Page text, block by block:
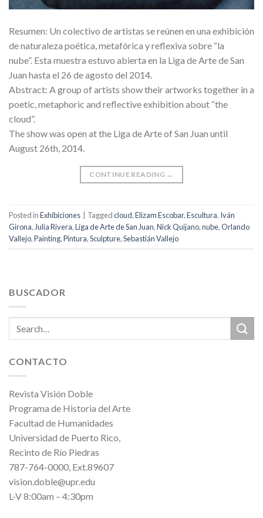
Resumen: Un colectivo de artistas se reúnen en una exhibición
de naturaleza poética, metafórica y reflexiva sobre “la
nube”. Esta muestra estuvo abierta en la Liga de Arte de San
Juan hasta el 26 de agosto del 2014.
Abstract: A group of artists show their artworks together in a
poetic, metaphoric and reflective exhibition about “the
cloud”.
The show was open at the Liga de Arte of San Juan until
August 26th, 2014.
CONTINUE READING →
Posted inExhibiciones Taggedcloud,Elizam Escobar,Escultura, Iván
Girona, Julia Rivera,Liga de Arte de San Juan,Nick Quijano,nube,Orlando
Vallejo,Painting,Pintura,Sculpture,Sebastián Vallejo
BUSCADOR
CONTACTO
Revista Visión Doble
Programa de Historia del Arte
Facultad de Humanidades
Universidad de Puerto Rico,
Recinto de Río Piedras
787-764-0000, Ext.89607
vision.doble@upr.edu
L-V 8:00am – 4:30pm